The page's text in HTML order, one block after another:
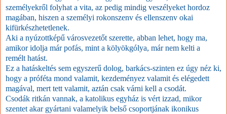
személyekről folyhat a vita, az pedig mindig veszélyeket hordoz
magában, hiszen a személyi rokonszenv és ellenszenv okai
kifürkészhetetlenek.
Aki a nyúzottképű városvezetőt szerette, abban lehet, hogy ma,
amikor idolja már pofás, mint a kölyökgólya, már nem kelti a
remélt hatást.
Ez a hatáskeltés sem egyszerű dolog, barkács-szinten ez úgy néz ki,
hogy a próféta mond valamit, kezdeményez valamit és elégedett
magával, mert tett valamit, aztán csak várni kell a csodát.
Csodák ritkán vannak, a katolikus egyház is vért izzad, mikor
szentet akar gyártani valamelyik belső csoportjának ikonikus